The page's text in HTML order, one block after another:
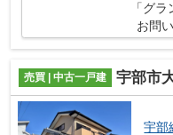
「グ
お問
売買 | 中古一戸建 宇部市
宇部